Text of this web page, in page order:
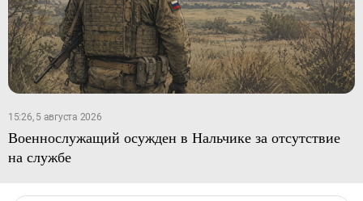
15:26, 5 августа 2026
Военнослужащий осужден в Нальчике за отсутствие
на службе